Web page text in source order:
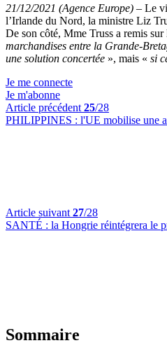
21/12/2021 (Agence Europe) – Le
l’Irlande du Nord, la ministre Liz
De son côté, Mme Truss a remis
marchandises entre la Grande-
une solution concertée », mais « si
Je me connecte
Je m'abonne
Article précédent 25/28
PHILIPPINES : l'UE mobilise une
Article suivant 27/28
SANTÉ : la Hongrie réintégrera le
Sommaire